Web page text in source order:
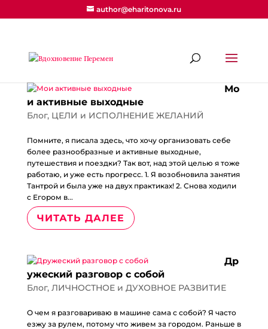
author@eharitonova.ru
Мо
и активные выходные
Блог, ЦЕЛИ и ИСПОЛНЕНИЕ ЖЕЛАНИЙ
Помните, я писала здесь, что хочу организовать себе
более разнообразные и активные выходные,
путешествия и поездки? Так вот, над этой целью я тоже
работаю, и уже есть прогресс. 1. Я возобновила занятия
Тантрой и была уже на двух практиках! 2. Снова ходили
с Егором в...
ЧИТАТЬ ДАЛЕЕ
Др
ужеский разговор с собой
Блог, ЛИЧНОСТНОЕ и ДУХОВНОЕ РАЗВИТИЕ
О чем я разговариваю в машине сама с собой? Я часто
езжу за рулем, потому что живем за городом. Раньше в